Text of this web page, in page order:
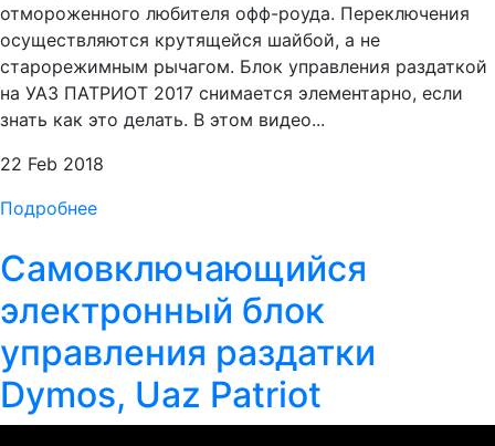
отмороженного любителя офф-роуда. Переключения
осуществляются крутящейся шайбой, а не
старорежимным рычагом. Блок управления раздаткой
на УАЗ ПАТРИОТ 2017 снимается элементарно, если
знать как это делать. В этом видео...
22 Feb 2018
Подробнее
Самовключающийся
электронный блок
управления раздатки
Dymos, Uaz Patriot